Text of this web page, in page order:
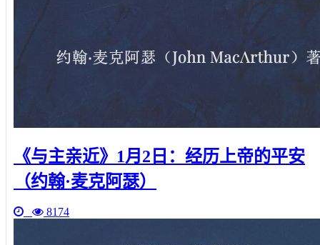
《与主亲近》1月2日：经历上帝的平安
（约翰·麦克阿瑟）
8174